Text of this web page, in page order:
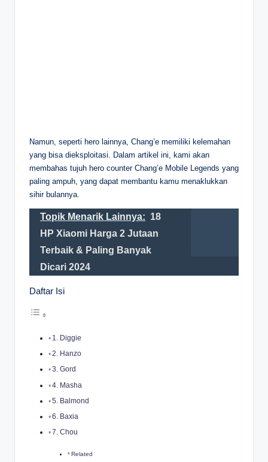
Namun, seperti hero lainnya, Chang’e memiliki kelemahan
yang bisa dieksploitasi. Dalam artikel ini, kami akan
membahas tujuh hero counter Chang’e Mobile Legends yang
paling ampuh, yang dapat membantu kamu menaklukkan
sihir bulannya.
Topik Menarik Lainnya: 18
HP Xiaomi Harga 2 Jutaan
Terbaik & Paling Banyak
Dicari 2024
Daftar Isi
1. Diggie
2. Hanzo
3. Gord
4. Masha
5. Balmond
6. Baxia
7. Chou
Related